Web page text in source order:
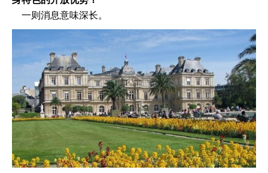
一则消息意味深长。